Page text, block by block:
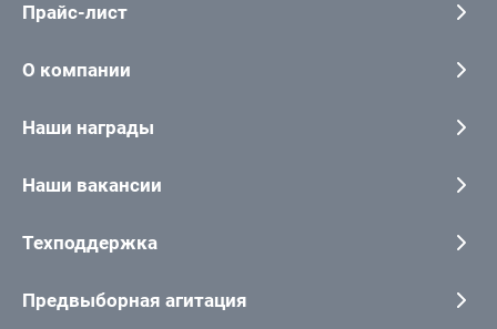
Прайс-лист
О компании
Наши награды
Наши вакансии
Техподдержка
Предвыборная агитация